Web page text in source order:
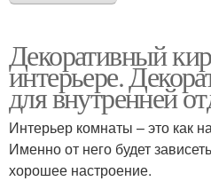
Декоративный
интерьере.
для внутренней
Интерьер комнаты – это как
Именно от него будет
хорошее настроение.